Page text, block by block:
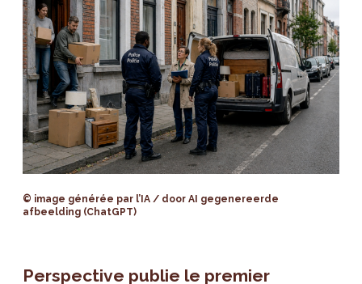
© image générée par l’IA / door AI gegenereerde
afbeelding (ChatGPT)
Perspective publie le premier